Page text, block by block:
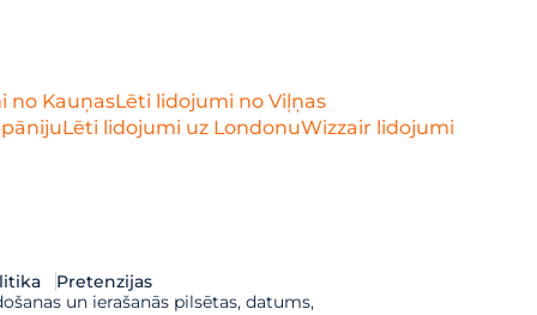
no KauņasLēti lidojumi no Viļņas
Lēti lidojumi uz LondonuWizzair lidojumi
Pretenzijas
un ierašanās pilsētas, datums,